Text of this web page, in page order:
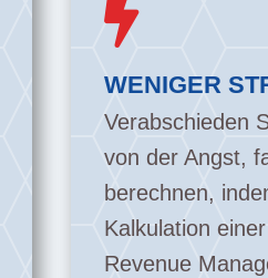

WENIGER
Verabschieden
von der Angst,
berechnen,
Kalkulation
Revenue